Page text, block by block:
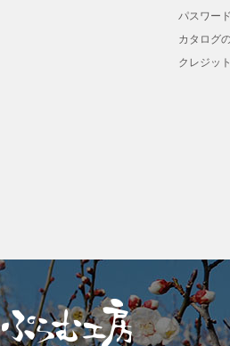
パスワー
カタログ
クレジッ